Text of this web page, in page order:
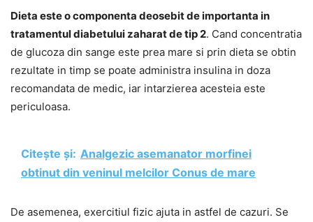
Dieta este o componenta deosebit de importanta in
tratamentul diabetului zaharat de tip 2. Cand concentratia
de glucoza din sange este prea mare si prin dieta se obtin
rezultate in timp se poate administra insulina in doza
recomandata de medic, iar intarzierea acesteia este
periculoasa.
Citește și: Analgezic asemanator morfinei
obtinut din veninul melcilor Conus de mare
De asemenea, exercitiul fizic ajuta in astfel de cazuri. Se